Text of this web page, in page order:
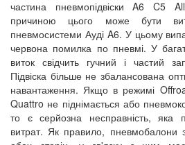
частина пневмопідвіски A6 C5
причиною цього може бути
пневмосистеми Ауді A6. У цьому
червона помилка по пневмі. У
виток свідчить гучний і частий
Підвіска більше не збалансована
навантаження. Якщо в режимі
Quattro не піднімається або
то є серйозна несправність, яка
витрат. Як правило, пневмобалони